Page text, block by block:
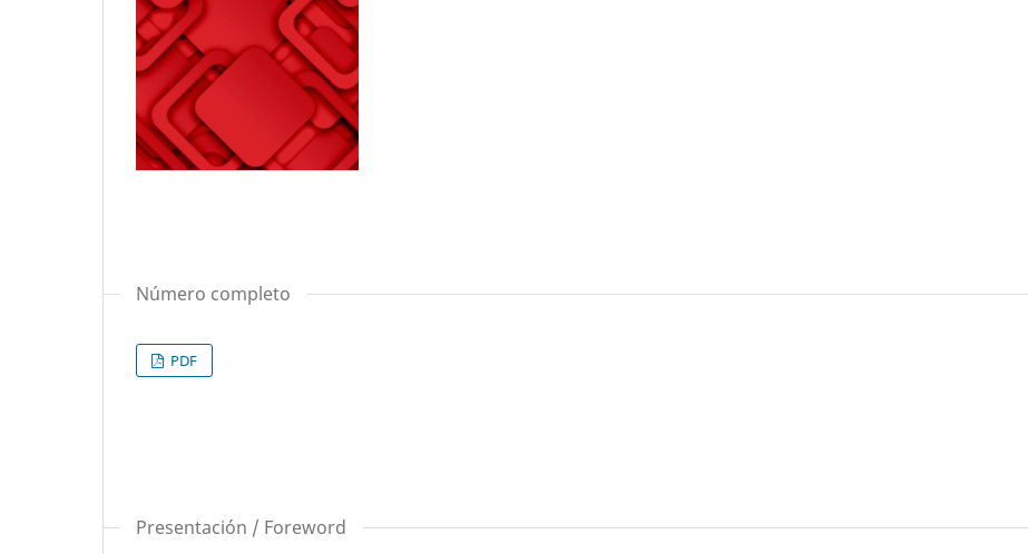
Número completo
PDF
Presentación / Foreword